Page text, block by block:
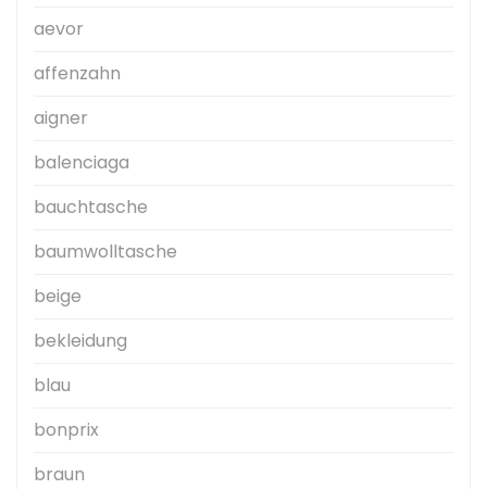
aevor
affenzahn
aigner
balenciaga
bauchtasche
baumwolltasche
beige
bekleidung
blau
bonprix
braun